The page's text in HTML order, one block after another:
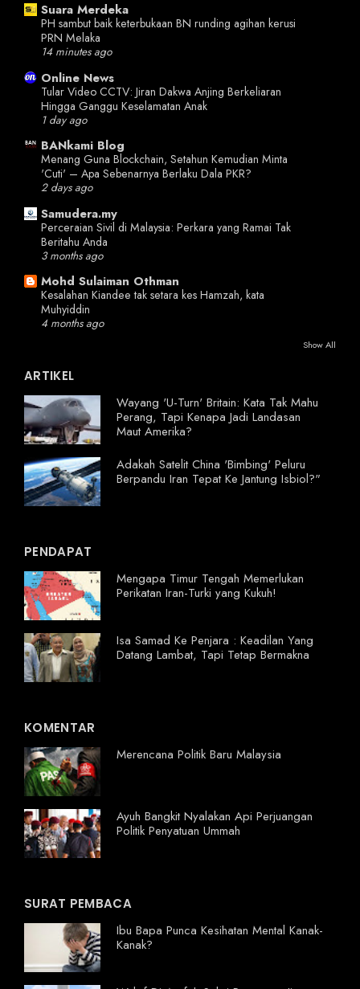
Suara Merdeka
PH sambut baik keterbukaan BN runding agihan kerusi
PRN Melaka
14 minutes ago
Online News
Tular Video CCTV: Jiran Dakwa Anjing Berkeliaran
Hingga Ganggu Keselamatan Anak
1 day ago
BANkami Blog
Menang Guna Blockchain, Setahun Kemudian Minta
'Cuti' – Apa Sebenarnya Berlaku Dala PKR?
2 days ago
Samudera.my
Perceraian Sivil di Malaysia: Perkara yang Ramai Tak
Beritahu Anda
3 months ago
Mohd Sulaiman Othman
Kesalahan Kiandee tak setara kes Hamzah, kata
Muhyiddin
4 months ago
Show All
ARTIKEL
Wayang 'U-Turn' Britain: Kata Tak Mahu
Perang, Tapi Kenapa Jadi Landasan
Maut Amerika?
Adakah Satelit China 'Bimbing' Peluru
Berpandu Iran Tepat Ke Jantung Isbiol?"
PENDAPAT
Mengapa Timur Tengah Memerlukan
Perikatan Iran-Turki yang Kukuh!
Isa Samad Ke Penjara : Keadilan Yang
Datang Lambat, Tapi Tetap Bermakna
KOMENTAR
Merencana Politik Baru Malaysia
Ayuh Bangkit Nyalakan Api Perjuangan
Politik Penyatuan Ummah
SURAT PEMBACA
Ibu Bapa Punca Kesihatan Mental Kanak-
Kanak?